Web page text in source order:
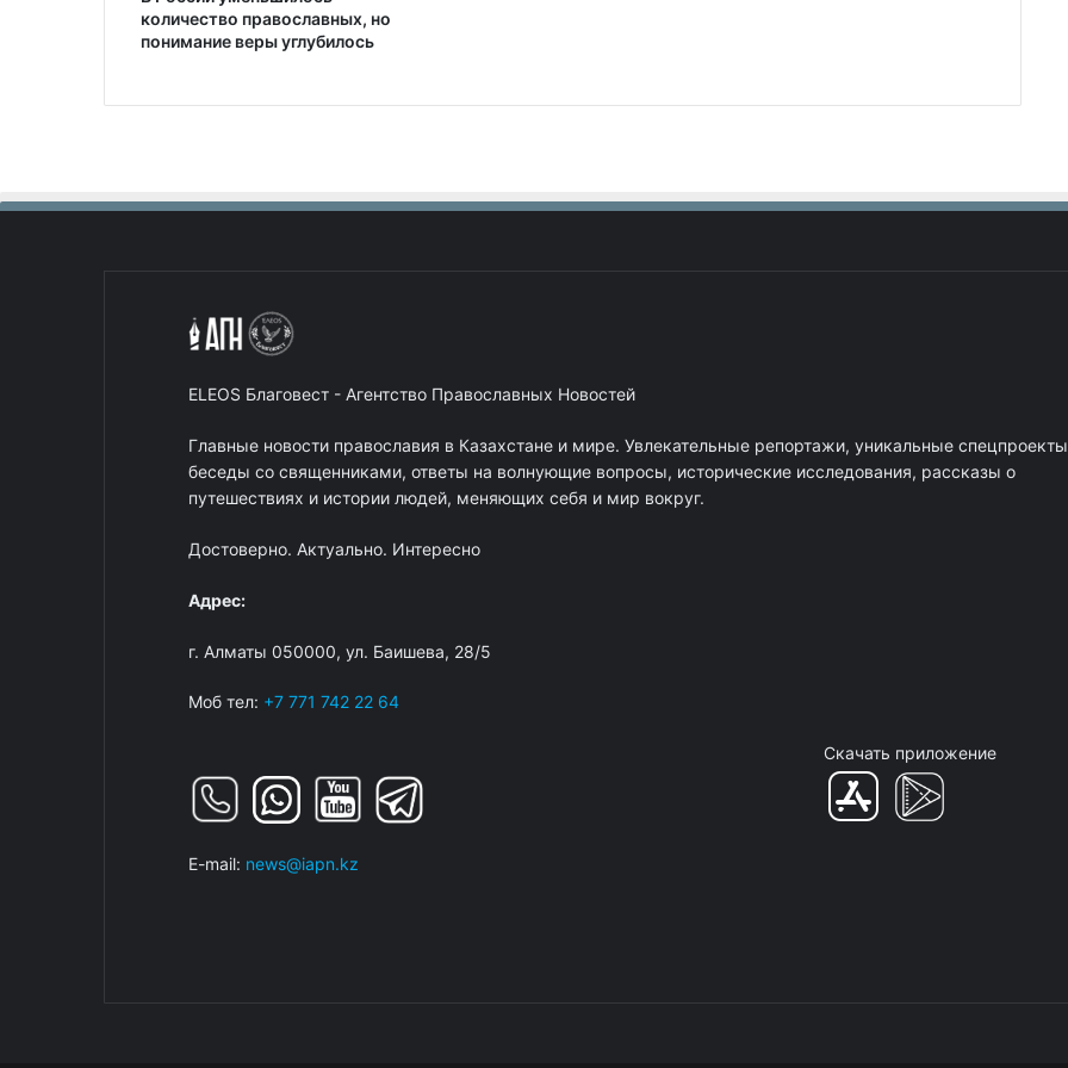
количество православных, но
понимание веры углубилось
ELEOS Благовест - Агентство Православных Новостей
Главные новости православия в Казахстане и мире. Увлекательные репортажи, уникальные
беседы со священниками, ответы на волнующие вопросы, исторические исследования, рассказы о
путешествиях и истории людей, меняющих себя и мир вокруг.
Достоверно. Актуально. Интересно
Адрес:
г. Алматы 050000, ул. Баишева, 28/5
Моб тел: +7 771 742 22 64
Скачать приложение
E-mail: news@iapn.kz